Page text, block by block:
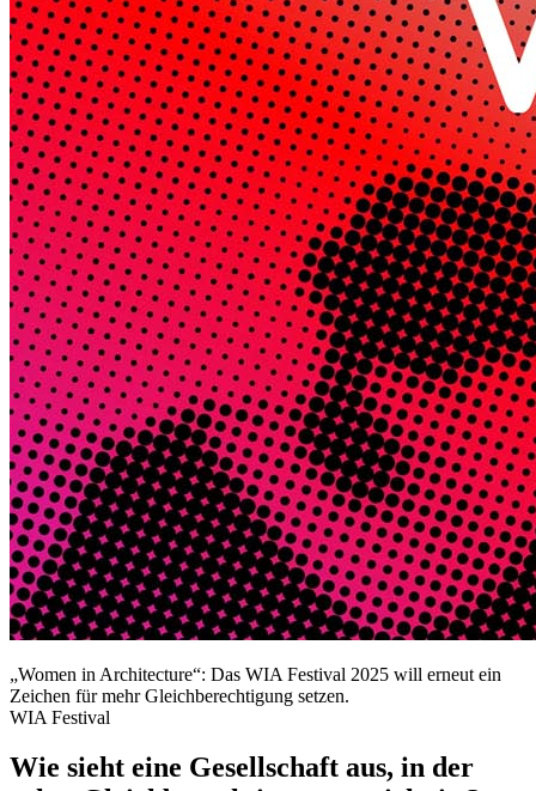
„Women in Architecture“: Das WIA Festival 2025 will erneut ein
Zeichen für mehr Gleichberechtigung setzen.
WIA Festival
Wie sieht eine Gesellschaft aus, in der